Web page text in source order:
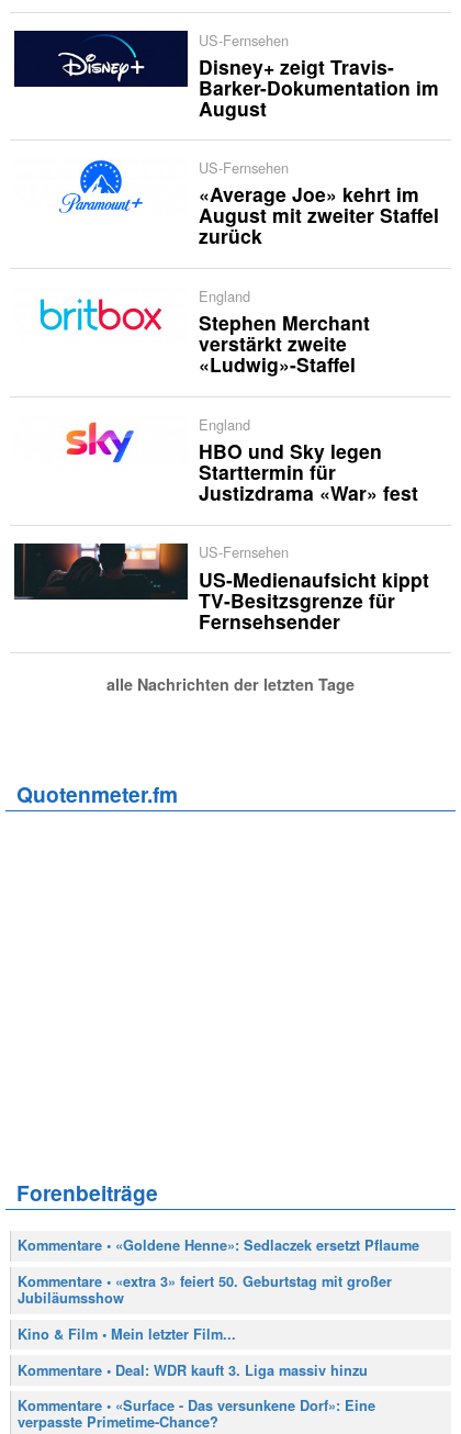
US-Fernsehen
Disney+ zeigt Travis-
Barker-Dokumentation im
August
US-Fernsehen
«Average Joe» kehrt im
August mit zweiter Staffel
zurück
England
Stephen Merchant
verstärkt zweite
«Ludwig»-Staffel
England
HBO und Sky legen
Starttermin für
Justizdrama «War» fest
US-Fernsehen
US-Medienaufsicht kippt
TV-Besitzsgrenze für
Fernsehsender
alle Nachrichten der letzten Tage
Quotenmeter.fm
Forenbeiträge
Kommentare • «Goldene Henne»: Sedlaczek ersetzt Pflaume
Kommentare • «extra 3» feiert 50. Geburtstag mit großer
Jubiläumsshow
Kino & Film • Mein letzter Film...
Kommentare • Deal: WDR kauft 3. Liga massiv hinzu
Kommentare • «Surface - Das versunkene Dorf»: Eine
verpasste Primetime-Chance?